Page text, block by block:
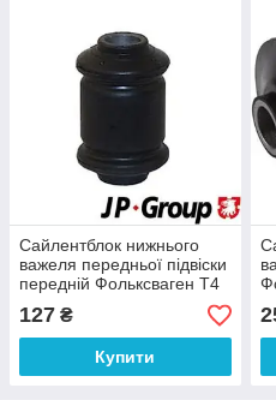
Сайлентблок нижнього
важеля передньої підвіски
передній Фольксваген Т4
(09.90-12.95) JP Group
1140203700
127 ₴
Купити